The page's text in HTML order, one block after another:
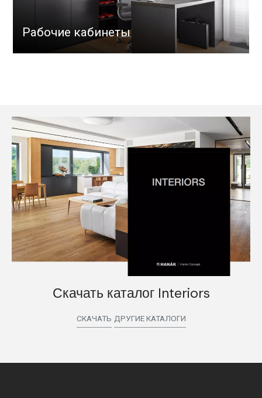
Рабочие кабинеты
Скачать каталог Interiors
СКАЧАТЬ ДРУГИЕ КАТАЛОГИ